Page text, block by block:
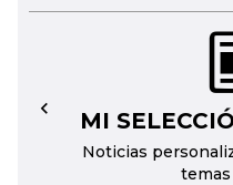
MI
Noticias
←